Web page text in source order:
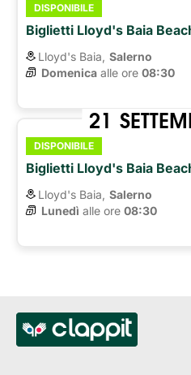
DISPONIBILE
Biglietti Lloyd's Baia
Lloyd's Baia, Salerno
Domenica alle ore 08:30
21
DISPONIBILE
Biglietti Lloyd's Baia
Lloyd's Baia, Salerno
Lunedì alle ore 08:30